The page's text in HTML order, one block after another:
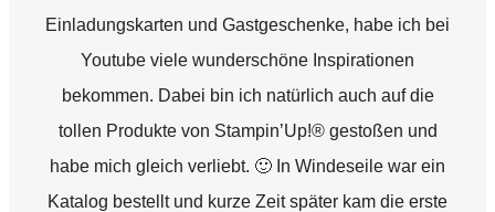
Einladungskarten und Gastgeschenke, habe ich bei
Youtube viele wunderschöne Inspirationen
bekommen. Dabei bin ich natürlich auch auf die
tollen Produkte von Stampin’Up!® gestoßen und
habe mich gleich verliebt. 🙂 In Windeseile war ein
Katalog bestellt und kurze Zeit später kam die erste